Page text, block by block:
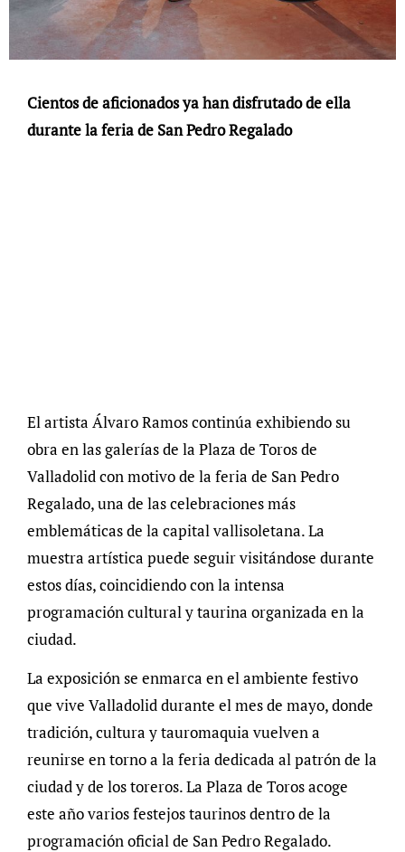
Cientos de aficionados ya han disfrutado de ella
durante la feria de San Pedro Regalado
El artista Álvaro Ramos continúa exhibiendo su
obra en las galerías de la Plaza de Toros de
Valladolid con motivo de la feria de San Pedro
Regalado, una de las celebraciones más
emblemáticas de la capital vallisoletana. La
muestra artística puede seguir visitándose durante
estos días, coincidiendo con la intensa
programación cultural y taurina organizada en la
ciudad.
La exposición se enmarca en el ambiente festivo
que vive Valladolid durante el mes de mayo, donde
tradición, cultura y tauromaquia vuelven a
reunirse en torno a la feria dedicada al patrón de la
ciudad y de los toreros. La Plaza de Toros acoge
este año varios festejos taurinos dentro de la
programación oficial de San Pedro Regalado.